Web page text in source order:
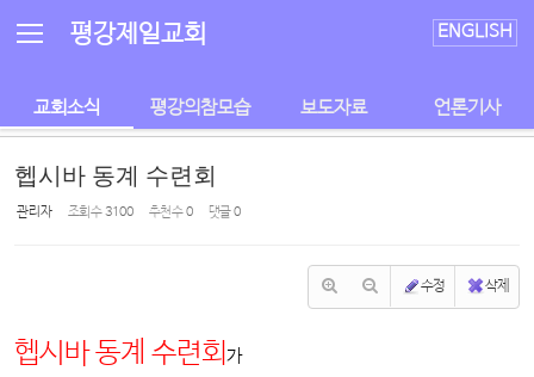
평강제일교회 ENGLISH
교회소식 평강의참모습 보도자료 언론기사
헵시바 동계 수련회
관리자 조회 수3100 추천 수0 댓글0
수정 삭제
헵시바 동계 수련회 가